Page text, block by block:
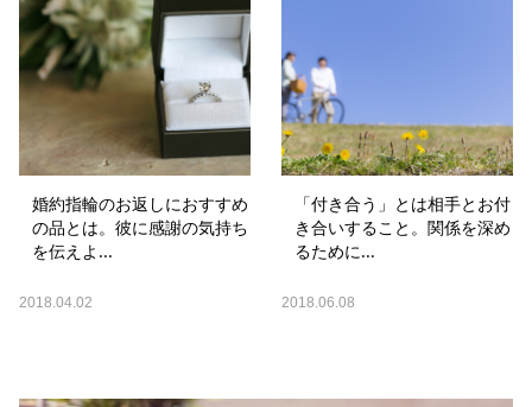
婚約指輪のお返しにおすすめ
の品とは。彼に感謝の気持ち
を伝えよ...
2018.04.02
「付き合う」とは相手とお付
き合いすること。関係を深め
るために...
2018.06.08